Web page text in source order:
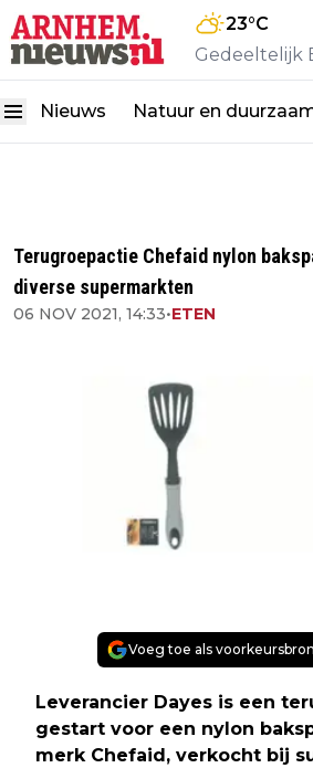
23°C
Gedeeltelijk
Nieuws Natuur en
Terugroepactie Chefaid nylon
diverse supermarkten
06 NOV 2021, 14:33•ETEN
Voeg toe als
Leverancier Dayes is een
gestart voor een nylon
merk Chefaid, verkocht bij